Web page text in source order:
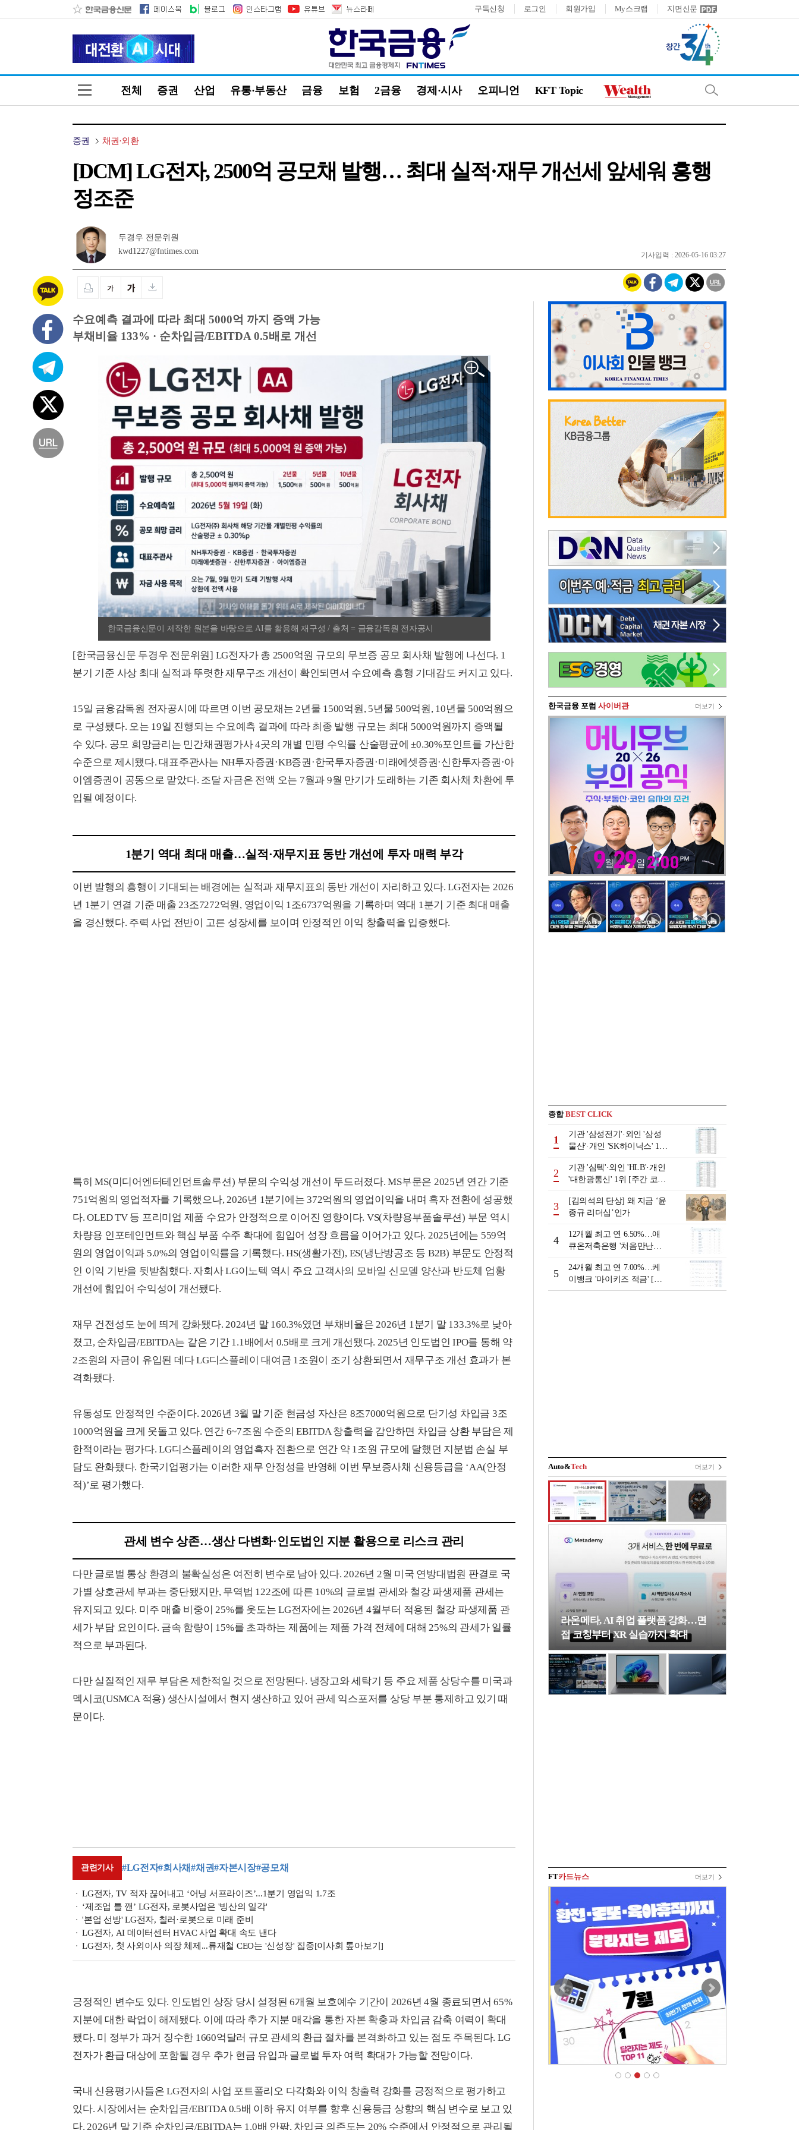
구독신청 로그인 회원가입 My스크랩 지면신문
전체 증권 산업 유통·부동산 금융 보험 2금융 경제·시사 오피니언 KFT Topic
증권 채권·외환
[DCM] LG전자, 2500억 공모채 발행… 최대 실적·재무 개선세 앞세워 흥행
정조준
두경우 전문위원
kwd1227@fntimes.com
기사입력 : 2026-05-16 03:27
수요예측 결과에 따라 최대 5000억 까지 증액 가능
부채비율 133% · 순차입금/EBITDA 0.5배로 개선
한국금융신문이 제작한 원본을 바탕으로 AI를 활용해 재구성 / 출처 = 금융감독원 전자공시
[한국금융신문 두경우 전문위원] LG전자가 총 2500억원 규모의 무보증 공모 회사채 발행에 나선다. 1
분기 기준 사상 최대 실적과 뚜렷한 재무구조 개선이 확인되면서 수요예측 흥행 기대감도 커지고 있다.
15일 금융감독원 전자공시에 따르면 이번 공모채는 2년물 1500억원, 5년물 500억원, 10년물 500억원으
로 구성됐다. 오는 19일 진행되는 수요예측 결과에 따라 최종 발행 규모는 최대 5000억원까지 증액될
수 있다. 공모 희망금리는 민간채권평가사 4곳의 개별 민평 수익률 산술평균에 ±0.30%포인트를 가산한
수준으로 제시됐다. 대표주관사는 NH투자증권·KB증권·한국투자증권·미래에셋증권·신한투자증권·아
이엠증권이 공동으로 맡았다. 조달 자금은 전액 오는 7월과 9월 만기가 도래하는 기존 회사채 차환에 투
입될 예정이다.
1분기 역대 최대 매출…실적·재무지표 동반 개선에 투자 매력 부각
이번 발행의 흥행이 기대되는 배경에는 실적과 재무지표의 동반 개선이 자리하고 있다. LG전자는 2026
년 1분기 연결 기준 매출 23조7272억원, 영업이익 1조6737억원을 기록하며 역대 1분기 기준 최대 매출
을 경신했다. 주력 사업 전반이 고른 성장세를 보이며 안정적인 이익 창출력을 입증했다.
특히 MS(미디어엔터테인먼트솔루션) 부문의 수익성 개선이 두드러졌다. MS부문은 2025년 연간 기준
751억원의 영업적자를 기록했으나, 2026년 1분기에는 372억원의 영업이익을 내며 흑자 전환에 성공했
다. OLED TV 등 프리미엄 제품 수요가 안정적으로 이어진 영향이다. VS(차량용부품솔루션) 부문 역시
차량용 인포테인먼트와 핵심 부품 수주 확대에 힘입어 성장 흐름을 이어가고 있다. 2025년에는 559억
원의 영업이익과 5.0%의 영업이익률을 기록했다. HS(생활가전), ES(냉난방공조 등 B2B) 부문도 안정적
인 이익 기반을 뒷받침했다. 자회사 LG이노텍 역시 주요 고객사의 모바일 신모델 양산과 반도체 업황
개선에 힘입어 수익성이 개선됐다.
재무 건전성도 눈에 띄게 강화됐다. 2024년 말 160.3%였던 부채비율은 2026년 1분기 말 133.3%로 낮아
졌고, 순차입금/EBITDA는 같은 기간 1.1배에서 0.5배로 크게 개선됐다. 2025년 인도법인 IPO를 통해 약
2조원의 자금이 유입된 데다 LG디스플레이 대여금 1조원이 조기 상환되면서 재무구조 개선 효과가 본
격화됐다.
유동성도 안정적인 수준이다. 2026년 3월 말 기준 현금성 자산은 8조7000억원으로 단기성 차입금 3조
1000억원을 크게 웃돌고 있다. 연간 6~7조원 수준의 EBITDA 창출력을 감안하면 차입금 상환 부담은 제
한적이라는 평가다. LG디스플레이의 영업흑자 전환으로 연간 약 1조원 규모에 달했던 지분법 손실 부
담도 완화됐다. 한국기업평가는 이러한 재무 안정성을 반영해 이번 무보증사채 신용등급을 ‘AA(안정
적)’로 평가했다.
관세 변수 상존…생산 다변화·인도법인 지분 활용으로 리스크 관리
다만 글로벌 통상 환경의 불확실성은 여전히 변수로 남아 있다. 2026년 2월 미국 연방대법원 판결로 국
가별 상호관세 부과는 중단됐지만, 무역법 122조에 따른 10%의 글로벌 관세와 철강 파생제품 관세는
유지되고 있다. 미주 매출 비중이 25%를 웃도는 LG전자에는 2026년 4월부터 적용된 철강 파생제품 관
세가 부담 요인이다. 금속 함량이 15%를 초과하는 제품에는 제품 가격 전체에 대해 25%의 관세가 일률
적으로 부과된다.
다만 실질적인 재무 부담은 제한적일 것으로 전망된다. 냉장고와 세탁기 등 주요 제품 상당수를 미국과
멕시코(USMCA 적용) 생산시설에서 현지 생산하고 있어 관세 익스포저를 상당 부분 통제하고 있기 때
문이다.
관련기사 #LG전자#회사채#채권#자본시장#공모채
LG전자, TV 적자 끊어내고 ‘어닝 서프라이즈’...1분기 영업익 1.7조
‘제조업 틀 깬’ LG전자, 로봇사업은 '빙산의 일각'
'본업 선방' LG전자, 칠러·로봇으로 미래 준비
LG전자, AI 데이터센터 HVAC 사업 확대 속도 낸다
LG전자, 첫 사외이사 의장 체제...류재철 CEO는 '신성장' 집중[이사회 톺아보기]
긍정적인 변수도 있다. 인도법인 상장 당시 설정된 6개월 보호예수 기간이 2026년 4월 종료되면서 65%
지분에 대한 락업이 해제됐다. 이에 따라 추가 지분 매각을 통한 자본 확충과 차입금 감축 여력이 확대
됐다. 미 정부가 과거 징수한 1660억달러 규모 관세의 환급 절차를 본격화하고 있는 점도 주목된다. LG
전자가 환급 대상에 포함될 경우 추가 현금 유입과 글로벌 투자 여력 확대가 가능할 전망이다.
국내 신용평가사들은 LG전자의 사업 포트폴리오 다각화와 이익 창출력 강화를 긍정적으로 평가하고
있다. 시장에서는 순차입금/EBITDA 0.5배 이하 유지 여부를 향후 신용등급 상향의 핵심 변수로 보고 있
다. 2026년 말 기준 순차입금/EBITDA는 1.0배 안팎, 차입금 의존도는 20% 수준에서 안정적으로 관리될
한국금융 포럼 사이버관 더보기
종합BEST CLICK
1
기관 '삼성전기'·외인 '삼성
물산'·개인 'SK하이닉스' 1위
년 8월3일~8월7일]
2
기관 '심텍'·외인 'HLB'·개인
'대한광통신' 1위 [주간 코스
월7일]
3
[김의석의 단상] 왜 지금 ‘윤
종규 리더십’인가
4
12개월 최고 연 6.50%…애
큐온저축은행 '처음만난적
리-8월 2주]
5
24개월 최고 연 7.00%…케
이뱅크 '마이키즈 적금' [이
주의 은행 적금금리-8월 2
Auto&Tech 더보기
라온메타, AI 취업 플랫폼 강화…면
접 코칭부터 XR 실습까지 확대
FT카드뉴스 더보기